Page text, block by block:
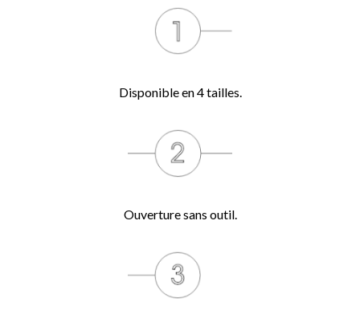
Disponible en 4 tailles.
Ouverture sans outil.